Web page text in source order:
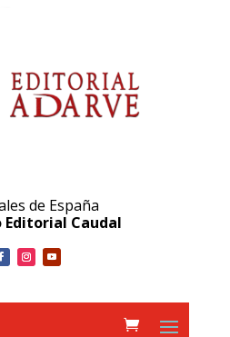
de España
Editorial Caudal